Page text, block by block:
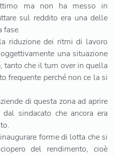
ma non ha messo in
sul reddito era una delle
fase.
riduzione dei ritmi di lavoro
una situazione
che il turn over in quella
frequente perché non ce la si
di questa zona ad aprire
sindacato che ancora era
forme di lotta che si
del rendimento, cioè